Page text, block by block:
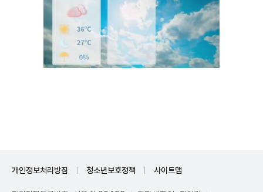
개인정보처리방침 청소년보호정책 사이트맵